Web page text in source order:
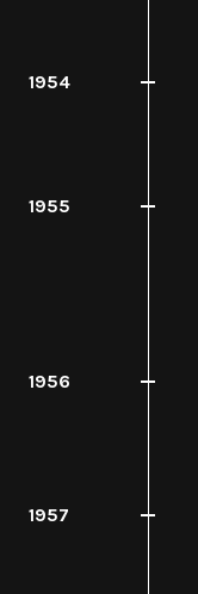
1954
1955
1956
1957